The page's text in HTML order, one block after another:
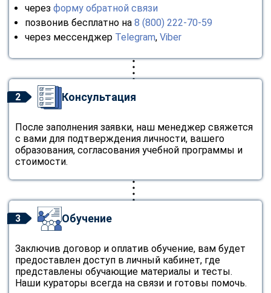
через форму обратной связи
позвонив бесплатно на 8 (800) 222-70-59
через мессенджер Telegram, Viber
2 Консультация
После заполнения заявки, наш менеджер свяжется
с вами для подтверждения личности, вашего
образования, согласования учебной программы и
стоимости.
3 Обучение
Заключив договор и оплатив обучение, вам будет
предоставлен доступ в личный кабинет, где
представлены обучающие материалы и тесты.
Наши кураторы всегда на связи и готовы помочь.